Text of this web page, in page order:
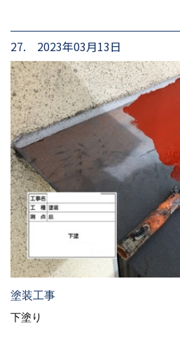
27. 2023年03月13日
塗装工事
下塗り